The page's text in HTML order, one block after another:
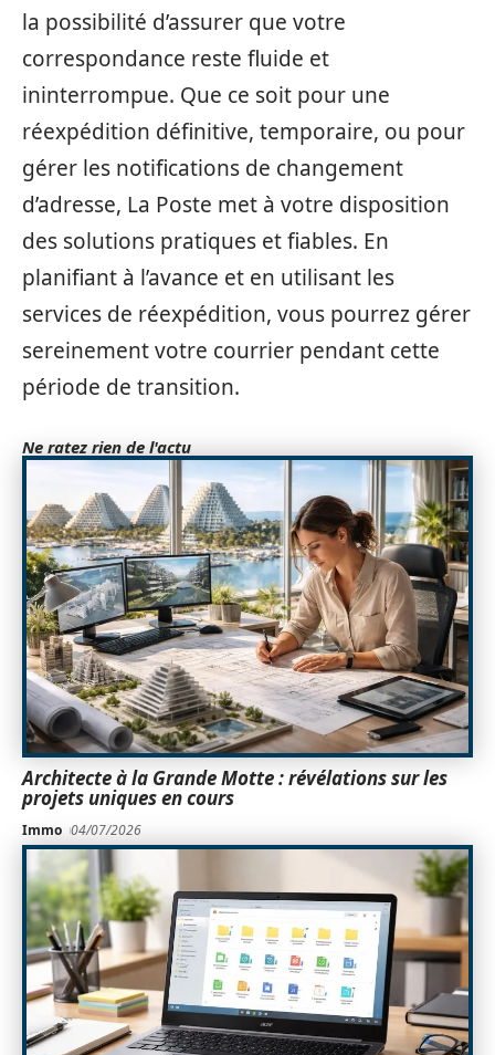
la possibilité d’assurer que votre
correspondance reste fluide et
ininterrompue. Que ce soit pour une
réexpédition définitive, temporaire, ou pour
gérer les notifications de changement
d’adresse, La Poste met à votre disposition
des solutions pratiques et fiables. En
planifiant à l’avance et en utilisant les
services de réexpédition, vous pourrez gérer
sereinement votre courrier pendant cette
période de transition.
Ne ratez rien de l'actu
Architecte à la Grande Motte : révélations sur les
projets uniques en cours
Immo 04/07/2026